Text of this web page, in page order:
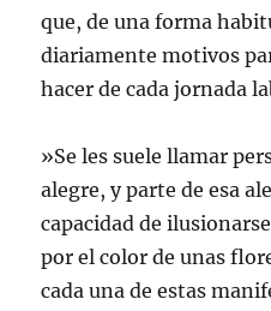
que, de una forma
diariamente motivos
hacer de cada jornada
»Se les suele llamar
alegre, y parte de esa
capacidad de
por el color de unas
cada una de estas